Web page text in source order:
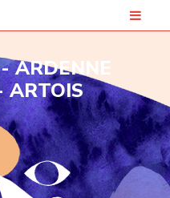
ARDENNE
ARTOIS